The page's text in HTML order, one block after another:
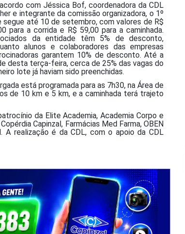
com Jéssica Bof, coordenadora da CDL
e integrante da comissão organizadora, o 1º
segue até 10 de setembro, com valores de R$
para a corrida e R$ 59,00 para a caminhada.
da entidade têm 5% de desconto,
alunos e colaboradores das empresas
garantem 10% de desconto. Até a
desta terça-feira, cerca de 25% das vagas do
lote já haviam sido preenchidas.
está programada para as 7h30, na Área de
de 10 km e 5 km, e a caminhada terá trajeto
da Elite Academia, Academia Corpo e
Capinzal, Farmácias Med Farma, OBEN
A realização é da CDL, com o apoio da CDL